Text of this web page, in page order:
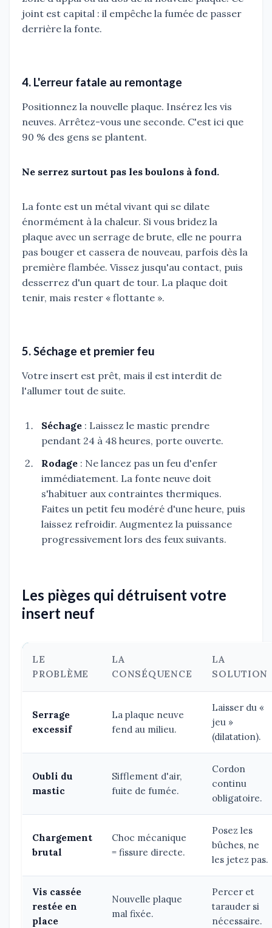
joint est capital : il empêche la fumée de passer
derrière la fonte.
4. L'erreur fatale au remontage
Positionnez la nouvelle plaque. Insérez les vis
neuves. Arrêtez-vous une seconde. C'est ici que
90 % des gens se plantent.
Ne serrez surtout pas les boulons à fond.
La fonte est un métal vivant qui se dilate
énormément à la chaleur. Si vous bridez la
plaque avec un serrage de brute, elle ne pourra
pas bouger et cassera de nouveau, parfois dès la
première flambée. Vissez jusqu'au contact, puis
desserrez d'un quart de tour. La plaque doit
tenir, mais rester « flottante ».
5. Séchage et premier feu
Votre insert est prêt, mais il est interdit de
l'allumer tout de suite.
Séchage : Laissez le mastic prendre
pendant 24 à 48 heures, porte ouverte.
Rodage : Ne lancez pas un feu d'enfer
immédiatement. La fonte neuve doit
s'habituer aux contraintes thermiques.
Faites un petit feu modéré d'une heure, puis
laissez refroidir. Augmentez la puissance
progressivement lors des feux suivants.
Les pièges qui détruisent votre
insert neuf
LE
PROBLÈME
LA
CONSÉQUENCE
LA
SOLUTION
Serrage
excessif
La plaque neuve
fend au milieu.
Laisser du «
jeu »
(dilatation).
Oubli du
mastic
Sifflement d'air,
fuite de fumée.
Cordon
continu
obligatoire.
Chargement
brutal
Choc mécanique
= fissure directe.
Posez les
bûches, ne
les jetez pas.
Vis cassée
restée en
place
Nouvelle plaque
mal fixée.
Percer et
tarauder si
nécessaire.